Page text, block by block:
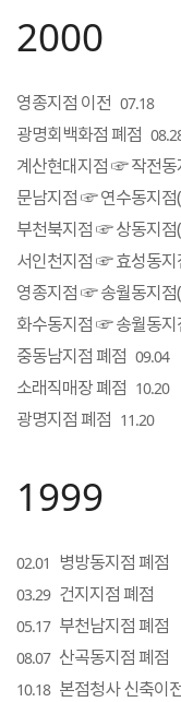
2000
영종지점 이전 07.18
광명회백화점 폐점
계산현대지점 ☞ 작전동
문남지점 ☞ 연수동지점
부천북지점 ☞ 상동지점
서인천지점 ☞ 효성동지
영종지점 ☞ 송월동지점
화수동지점 ☞ 송월동지
중동남지점 폐점 09.04
소래직매장 폐점 10.20
광명지점 폐점 11.20
1999
02.01 병방동지점 폐점
03.29 건지지점 폐점
05.17 부천남지점 폐점
08.07 산곡동지점 폐점
10.18 본점청사 신축이